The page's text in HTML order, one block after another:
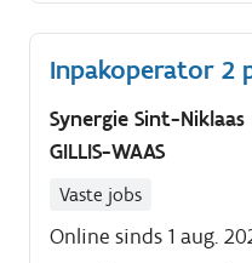
Inpakoperator 2
Synergie Sint-Niklaas
GILLIS-WAAS
Vaste jobs
Online sinds 1 aug.